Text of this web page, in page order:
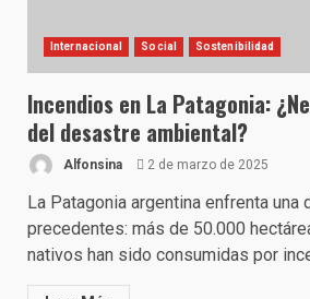
Internacional Social Sostenibilidad
Incendios en La Patagonia:
del desastre ambiental?
Alfonsina 2 de marzo de 2025
La Patagonia argentina enfrenta una
precedentes: más de 50.000
nativos han sido consumidas por